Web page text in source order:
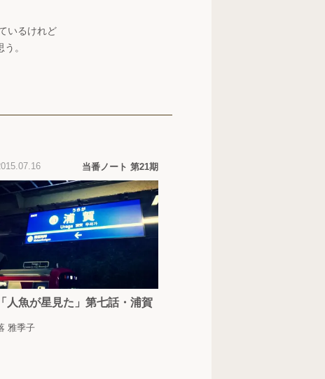
いるけれど
。
当番ノート 第21期
「人魚が星見た」第七話・浦賀
雅季子